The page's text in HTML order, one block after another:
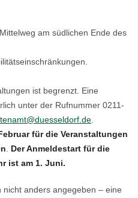
am südlichen Ende des
ist begrenzt. Eine
unter der Rufnummer 0211-
für die Veranstaltungen
Der Anmeldestart für die
ist am 1. Juni.
anders angegeben – eine